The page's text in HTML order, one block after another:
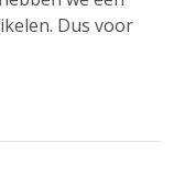
Dus voor